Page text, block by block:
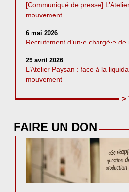
[Communiqué de presse]
mouvement
6 mai 2026
Recrutement d’un·e chargé·e
29 avril 2026
L’Atelier Paysan : face à la
mouvement
>
FAIRE UN DON